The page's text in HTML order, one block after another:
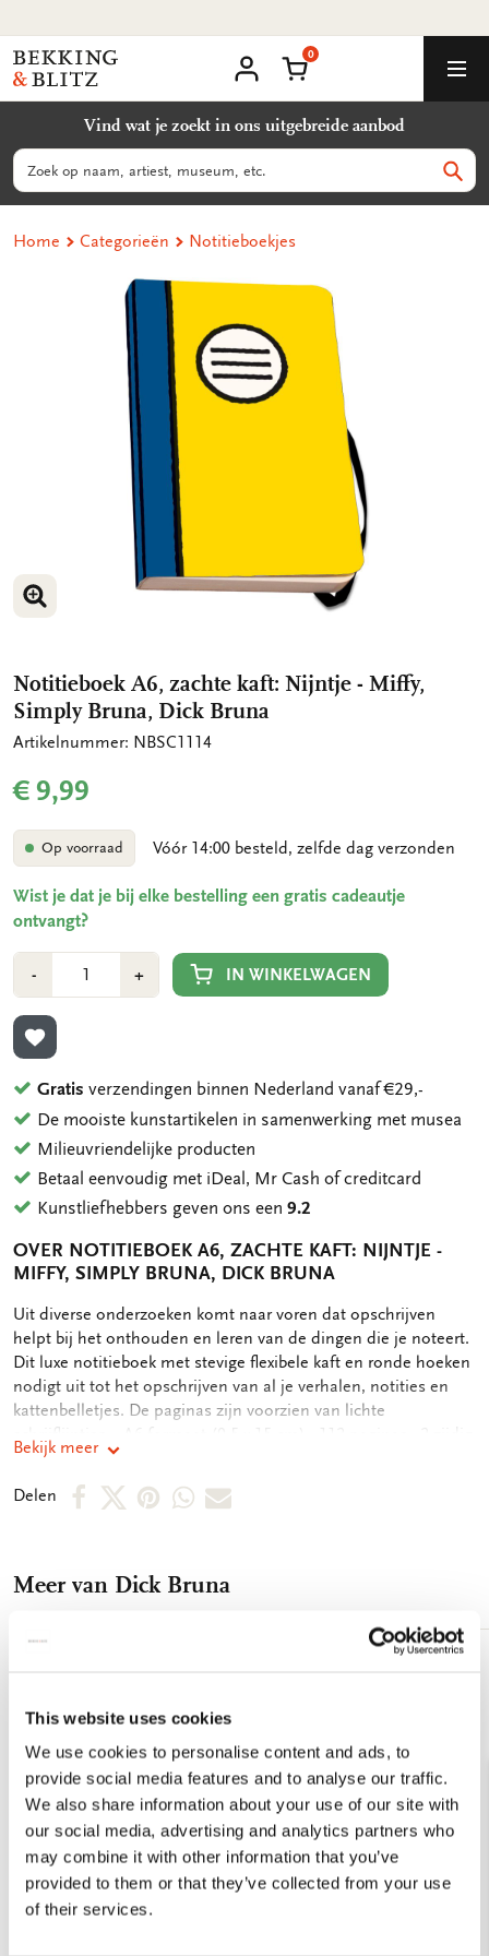
This website uses cookies
We use cookies to personalise content and ads, to
provide social media features and to analyse our traffic.
We also share information about your use of our site with
our social media, advertising and analytics partners who
may combine it with other information that you’ve
provided to them or that they’ve collected from your use
of their services.
naar
content
Bekking
&
B.V.
account
Winkelmand
0
Vind wat je zoekt in ons uitgebreide aanbod
Zoeken
Home Categorieën Notitieboekjes
VERGROOT AFBEELDING
Notitieboek A6, zachte kaft: Nijntje - Miffy,
Simply Bruna, Dick Bruna
Artikelnummer: NBSC1114
€ 9,99
Op voorraad Vóór 14:00 besteld, zelfde dag verzonden
Wist je dat je bij elke bestelling een gratis cadeautje
ontvangt?
-Min
1
+Plus
1
IN WINKELWAGEN
TOEVOEGEN AAN VERLANGLIJST
Gratis verzendingen binnen Nederland vanaf €29,-
De mooiste kunstartikelen in samenwerking met musea
Milieuvriendelijke producten
Betaal eenvoudig met iDeal, Mr Cash of creditcard
Kunstliefhebbers geven ons een9.2
OVER NOTITIEBOEK A6, ZACHTE KAFT: NIJNTJE -
MIFFY, SIMPLY BRUNA, DICK BRUNA
OMSCHRIJVING
Uit diverse onderzoeken komt naar voren dat opschrijven
helpt bij het onthouden en leren van de dingen die je noteert.
Dit luxe notitieboek met stevige flexibele kaft en ronde hoeken
nodigt uit tot het opschrijven van al je verhalen, notities en
kattenbelletjes. De paginas zijn voorzien van lichte
gelinieerd - Elastieken band als sluiting - Gebonden, flexibele
kaft - Mat-gelamineerde kaft - 100 grms houtvrij, off white
papier - Gewicht: 108 gram
Bekijk meer
Delen
DeelDeelDeelDeelDeel
Meer van Dick Bruna